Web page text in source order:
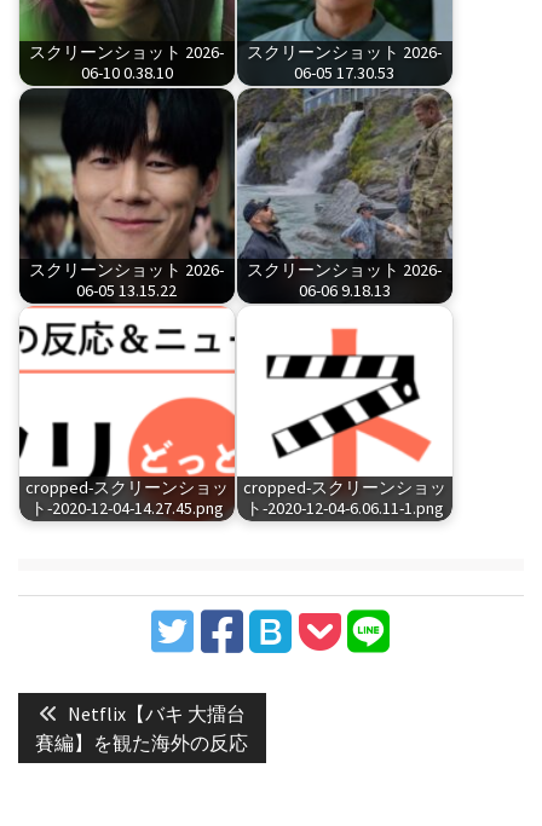
スクリーンショット 2026-
06-10 0.38.10
スクリーンショット 2026-
06-05 17.30.53
スクリーンショット 2026-
06-05 13.15.22
スクリーンショット 2026-
06-06 9.18.13
cropped-スクリーンショッ
ト-2020-12-04-14.27.45.png
cropped-スクリーンショッ
ト-2020-12-04-6.06.11-1.png
稿
ナ
Previous
post:
Netflix【バキ 大擂台
賽編】を観た海外の反応